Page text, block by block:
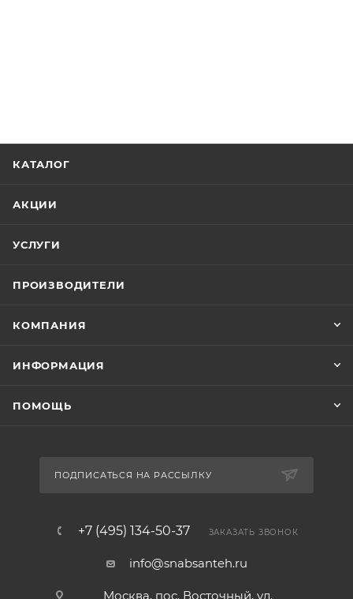
КАТАЛОГ
АКЦИИ
УСЛУГИ
ПРОИЗВОДИТЕЛИ
КОМПАНИЯ
ИНФОРМАЦИЯ
ПОМОЩЬ
ПОДПИСАТЬСЯ НА РАССЫЛКУ
+7 (495) 134-50-37 ЗАКАЗАТЬ ЗВОНОК
info@snabsanteh.ru
Москва, пос. Восточный, ул.